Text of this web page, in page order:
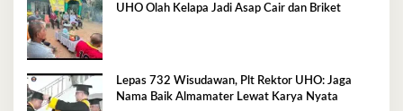
UHO Olah Kelapa Jadi Asap Cair dan Briket
Lepas 732 Wisudawan, Plt Rektor UHO: Jaga
Nama Baik Almamater Lewat Karya Nyata